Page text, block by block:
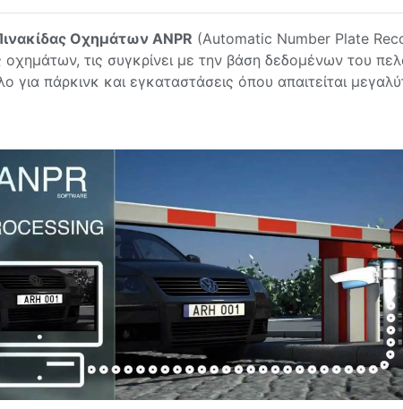
Οχημάτων ANPR (Automatic Number Plate
οχημάτων, τις συγκρίνει με την βάση δεδομένων του
για πάρκινκ και εγκαταστάσεις όπου απαιτείται